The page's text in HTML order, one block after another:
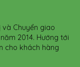
Chuyển giao
2014. Hướng tới
cho khách hàng